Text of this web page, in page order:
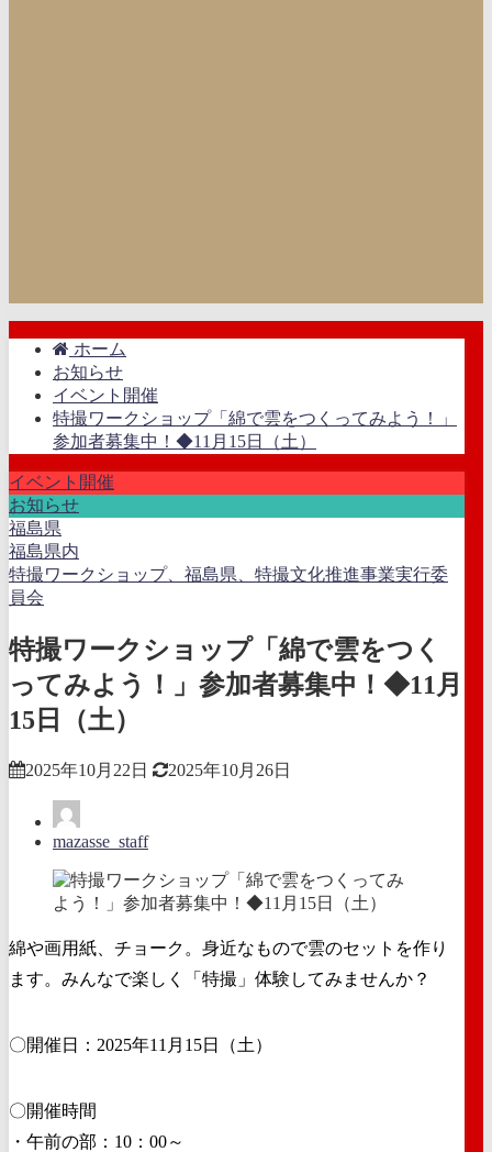
ホーム
お知らせ
イベント開催
特撮ワークショップ「綿で雲をつくってみよう！」
参加者募集中！◆11月15日（土）
イベント開催
お知らせ
福島県
福島県内
特撮ワークショップ、福島県、特撮文化推進事業実行委
員会
特撮ワークショップ「綿で雲をつく
ってみよう！」参加者募集中！◆11月
15日（土）
2025年10月22日 2025年10月26日
mazasse_staff
綿や画用紙、チョーク。身近なもので雲のセットを作り
ます。みんなで楽しく「特撮」体験してみませんか？
〇開催日：2025年11月15日（土）
〇開催時間
・午前の部：10：00～